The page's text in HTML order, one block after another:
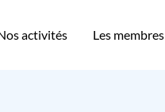
activités Les membres